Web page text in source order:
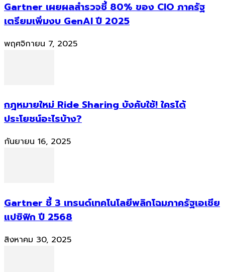
Gartner เผยผลสำรวจชี้ 80% ของ CIO ภาครัฐ
เตรียมเพิ่มงบ GenAI ปี 2025
พฤศจิกายน 7, 2025
กฎหมายใหม่ Ride Sharing บังคับใช้! ใครได้
ประโยชน์อะไรบ้าง?
กันยายน 16, 2025
Gartner ชี้ 3 เทรนด์เทคโนโลยีพลิกโฉมภาครัฐเอเชีย
แปซิฟิก ปี 2568
สิงหาคม 30, 2025